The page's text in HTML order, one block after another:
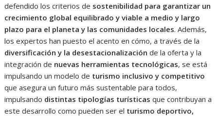
defendido los criterios de sostenibilidad para garantizar un
crecimiento global equilibrado y viable a medio y largo
plazo para el planeta y las comunidades locales. Además,
los expertos han puesto el acento en cómo, a través de la
diversificación y la desestacionalización de la oferta y la
integración de nuevas herramientas tecnológicas, se está
impulsando un modelo de turismo inclusivo y competitivo
que asegura un futuro más sustentable para todos,
impulsando distintas tipologías turísticasque contribuyan a
este desarrollo como pueden ser el turismo deportivo,